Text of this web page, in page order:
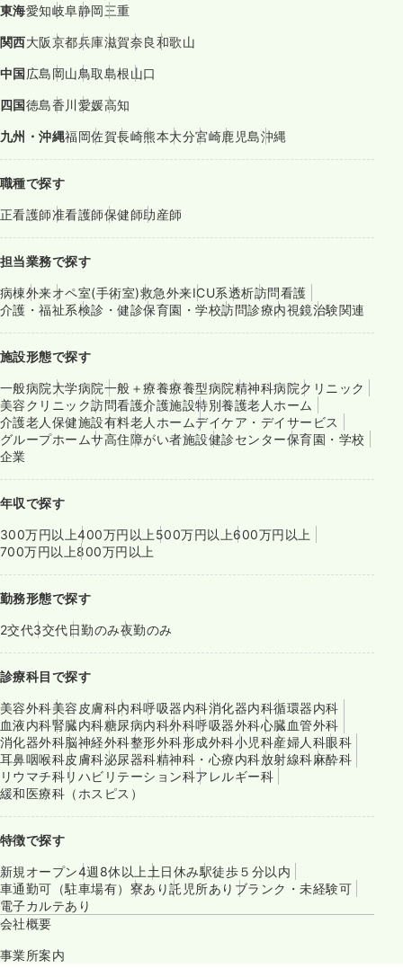
東海愛知岐阜静岡三重
関西大阪京都兵庫滋賀奈良和歌山
中国広島岡山鳥取島根山口
四国徳島香川愛媛高知
九州・沖縄福岡佐賀長崎熊本大分宮崎鹿児島沖縄
職種で探す
正看護師准看護師保健師助産師
担当業務で探す
病棟外来オペ室(手術室)救急外来ICU系透析訪問看護
介護・福祉系検診・健診保育園・学校訪問診療内視鏡治験関連
施設形態で探す
一般病院大学病院一般＋療養療養型病院精神科病院クリニック
美容クリニック訪問看護介護施設特別養護老人ホーム
介護老人保健施設有料老人ホームデイケア・デイサービス
グループホームサ高住障がい者施設健診センター保育園・学校
企業
年収で探す
300万円以上400万円以上 500万円以上600万円以上
700万円以上800万円以上
勤務形態で探す
2交代3交代日勤のみ夜勤のみ
診療科目で探す
美容外科美容皮膚科内科呼吸器内科消化器内科循環器内科
血液内科腎臓内科糖尿病内科外科呼吸器外科心臓血管外科
消化器外科脳神経外科整形外科形成外科小児科産婦人科眼科
耳鼻咽喉科皮膚科泌尿器科精神科・心療内科放射線科麻酔科
リウマチ科リハビリテーション科アレルギー科
緩和医療科（ホスピス）
特徴で探す
新規オープン4週8休以上 土日休み駅徒歩５分以内
車通勤可（駐車場有） 寮あり託児所あり ブランク・未経験可
電子カルテあり
会社概要
事業所案内